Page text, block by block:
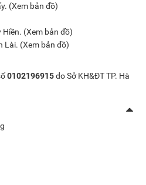
(Xem bản đồ)
Hiền. (Xem bản đồ)
Lài. (Xem bản đồ)
0102196915do Sở KH&ĐT TP. Hà